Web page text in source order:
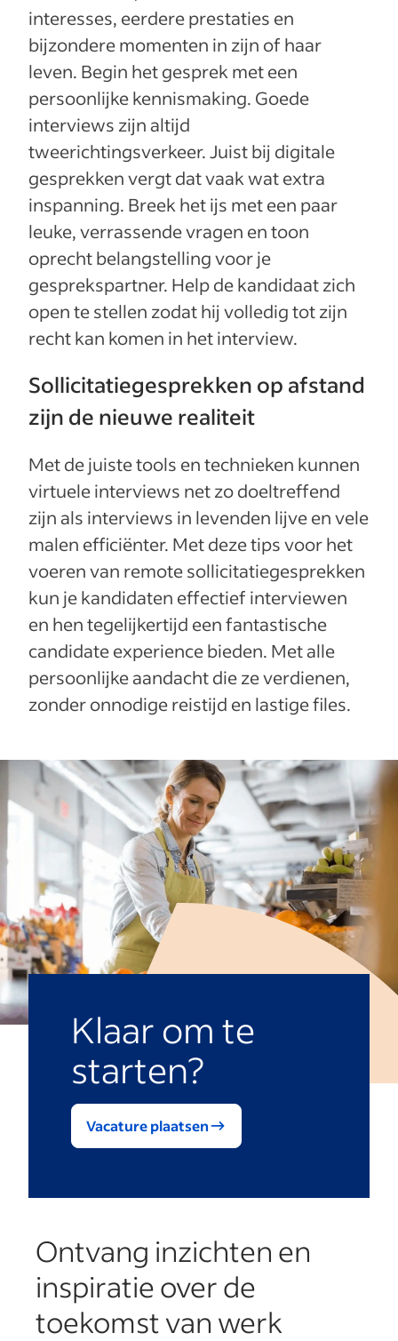
interesses, eerdere prestaties en
bijzondere momenten in zijn of haar
leven. Begin het gesprek met een
persoonlijke kennismaking. Goede
interviews zijn altijd
tweerichtingsverkeer. Juist bij digitale
gesprekken vergt dat vaak wat extra
inspanning. Breek het ijs met een paar
leuke, verrassende vragen en toon
oprecht belangstelling voor je
gesprekspartner. Help de kandidaat zich
open te stellen zodat hij volledig tot zijn
recht kan komen in het interview.
Sollicitatiegesprekken op afstand
zijn de nieuwe realiteit
Met de juiste tools en technieken kunnen
virtuele interviews net zo doeltreffend
zijn als interviews in levenden lijve en vele
malen efficiënter. Met deze tips voor het
voeren van remote sollicitatiegesprekken
kun je kandidaten effectief interviewen
en hen tegelijkertijd een fantastische
candidate experience bieden. Met alle
persoonlijke aandacht die ze verdienen,
zonder onnodige reistijd en lastige files.
Klaar om te
starten?
Vacature plaatsen
Ontvang inzichten en
inspiratie over de
toekomst van werk